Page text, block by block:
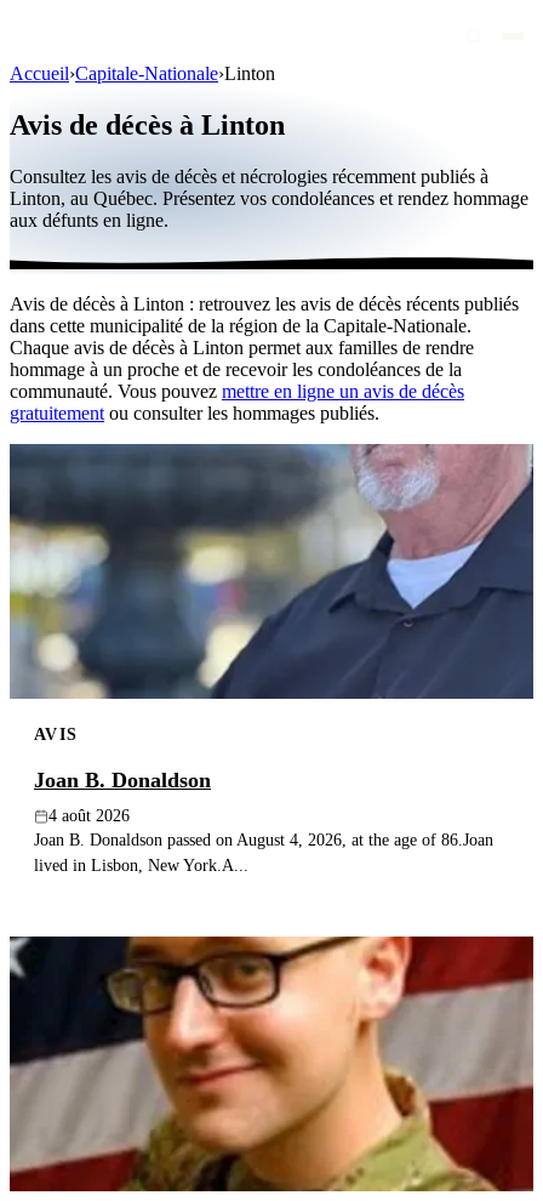
Personnalités publiques
Québec
Canada
International
Par région
Par ville
Maisons funéraires
Éternea
Publier un avis
Accueil›Capitale-Nationale›Linton
Avis de décès à Linton
Consultez les avis de décès et nécrologies récemment publiés à
Linton, au Québec. Présentez vos condoléances et rendez hommage
aux défunts en ligne.
Avis de décès à Linton : retrouvez les avis de décès récents publiés
dans cette municipalité de la région de la Capitale-Nationale.
Chaque avis de décès à Linton permet aux familles de rendre
hommage à un proche et de recevoir les condoléances de la
communauté. Vous pouvez mettre en ligne un avis de décès
gratuitement ou consulter les hommages publiés.
AVIS
Joan B. Donaldson
4 août 2026
Joan B. Donaldson passed on August 4, 2026, at the age of 86.Joan
lived in Lisbon, New York.A...